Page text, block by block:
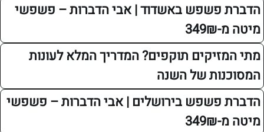
פשפש באשדוד | אבי הדברות – פשפשי
תוקפים? המדריך המלא לעונות
של השנה
בירושלים | אבי הדברות – פשפשי